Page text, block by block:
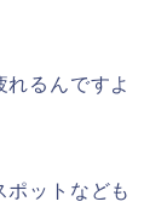
るんですよ
ポットなども